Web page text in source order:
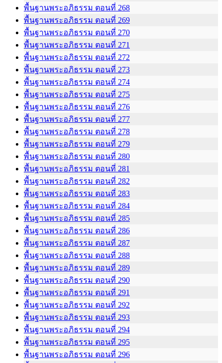
พื้นฐานพระอภิธรรม ตอนที่ 268
พื้นฐานพระอภิธรรม ตอนที่ 269
พื้นฐานพระอภิธรรม ตอนที่ 270
พื้นฐานพระอภิธรรม ตอนที่ 271
พื้นฐานพระอภิธรรม ตอนที่ 272
พื้นฐานพระอภิธรรม ตอนที่ 273
พื้นฐานพระอภิธรรม ตอนที่ 274
พื้นฐานพระอภิธรรม ตอนที่ 275
พื้นฐานพระอภิธรรม ตอนที่ 276
พื้นฐานพระอภิธรรม ตอนที่ 277
พื้นฐานพระอภิธรรม ตอนที่ 278
พื้นฐานพระอภิธรรม ตอนที่ 279
พื้นฐานพระอภิธรรม ตอนที่ 280
พื้นฐานพระอภิธรรม ตอนที่ 281
พื้นฐานพระอภิธรรม ตอนที่ 282
พื้นฐานพระอภิธรรม ตอนที่ 283
พื้นฐานพระอภิธรรม ตอนที่ 284
พื้นฐานพระอภิธรรม ตอนที่ 285
พื้นฐานพระอภิธรรม ตอนที่ 286
พื้นฐานพระอภิธรรม ตอนที่ 287
พื้นฐานพระอภิธรรม ตอนที่ 288
พื้นฐานพระอภิธรรม ตอนที่ 289
พื้นฐานพระอภิธรรม ตอนที่ 290
พื้นฐานพระอภิธรรม ตอนที่ 291
พื้นฐานพระอภิธรรม ตอนที่ 292
พื้นฐานพระอภิธรรม ตอนที่ 293
พื้นฐานพระอภิธรรม ตอนที่ 294
พื้นฐานพระอภิธรรม ตอนที่ 295
พื้นฐานพระอภิธรรม ตอนที่ 296